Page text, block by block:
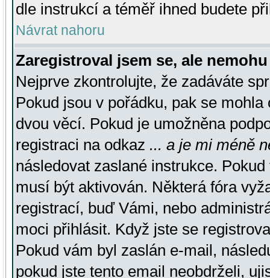
dle instrukcí a téměř ihned budete
Návrat nahoru
Zaregistroval jsem se, ale
Nejprve zkontrolujte, že zadáváte
Pokud jsou v pořádku, pak se
dvou věcí. Pokud je umožněna
registraci na odkaz ... a je mi méně
následovat zaslané instrukce.
musí být aktivován. Některá fóra
registrací, buď Vámi, nebo
moci přihlásit. Když jste se
Pokud vám byl zaslán e-mail,
pokud jste tento email neobdrželi,